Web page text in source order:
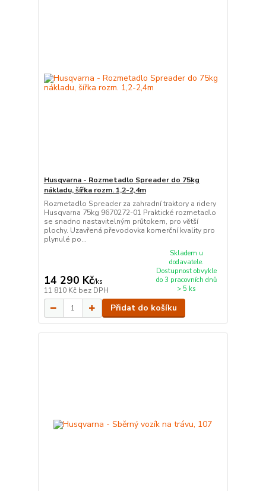
Husqvarna - Rozmetadlo Spreader do 75kg
nákladu, šířka rozm. 1,2-2,4m
Rozmetadlo Spreader za zahradní traktory a ridery
Husqvarna 75kg 9670272-01 Praktické rozmetadlo
se snadno nastavitelným průtokem, pro větší
plochy. Uzavřená převodovka komerční kvality pro
plynulé po...
14 290 Kč/ks
11 810 Kč bez DPH
Skladem u
dodavatele.
Dostupnost obvykle
do 3 pracovních dnů
> 5 ks
Přidat do košíku